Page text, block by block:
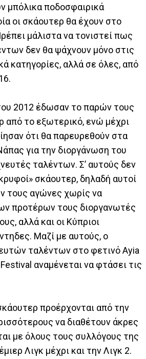
μπόλικα ποδοσφαιρικά
οι σκάουτερ θα έχουν στο
μάλιστα να τονιστεί πως
δεν θα ψάχνουν μόνο στις
κατηγορίες, αλλά σε όλες, από
2012 έδωσαν το παρών τους
από το εξωτερικό, ενώ μέχρι
ότι θα παρευρεθούν στα
για την διοργάνωση του
ταλέντων. Σ’ αυτούς δεν
σκάουτερ, δηλαδή αυτοί
τους αγώνες χωρίς να
προτέρων τους διοργανωτές
αλλά και οι Κύπριοι
Μαζί με αυτούς, ο
ταλέντων στο φετινό Ayia
αναμένεται να φτάσει τις
προέρχονται από την
να διαθέτουν άκρες
με όλους τους συλλόγους της
Λιγκ μέχρι και την Λιγκ 2.